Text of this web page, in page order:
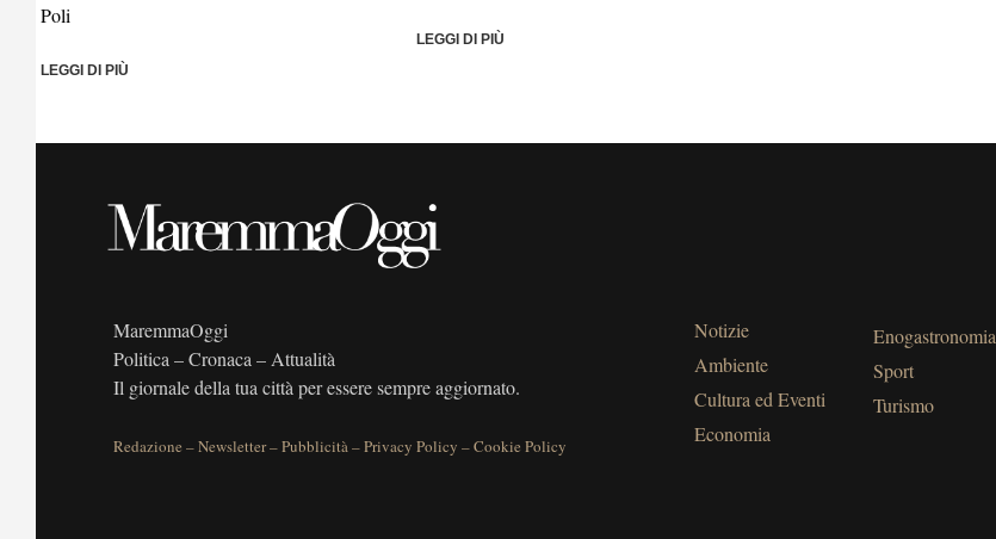
Poli
LEGGI DI PIÙ
LEGGI DI PIÙ
MaremmaOggi
Politica – Cronaca – Attualità
Il giornale della tua città per essere sempre aggiornato.
Redazione –Newsletter–Pubblicità–Privacy Policy –Cookie Policy
Notizie
Ambiente
Cultura ed Eventi
Economia
Enogastronomia
Sport
Turismo